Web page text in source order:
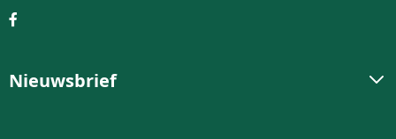
Nieuwsbrief